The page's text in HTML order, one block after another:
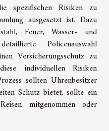
spezifischen Risiken zu
ausgesetzt ist. Dazu
Feuer, Wasser- und
Policenauswahl
Versicherungsschutz zu
individuellen Risiken
sollten Uhrenbesitzer
Schutz bietet, sollte ein
mitgenommen oder